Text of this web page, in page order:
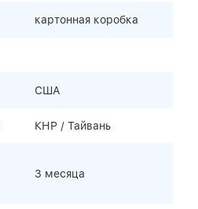
картонная коробка
США
КНР / Тайвань
3 месяца